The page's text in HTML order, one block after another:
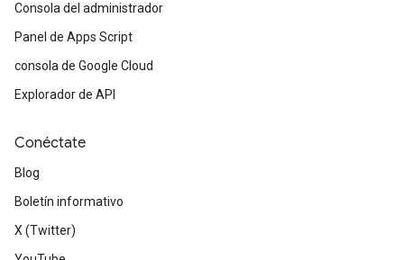
Consola del administrador
Panel de Apps Script
consola de Google Cloud
Explorador de API
Conéctate
Blog
Boletín informativo
X (Twitter)